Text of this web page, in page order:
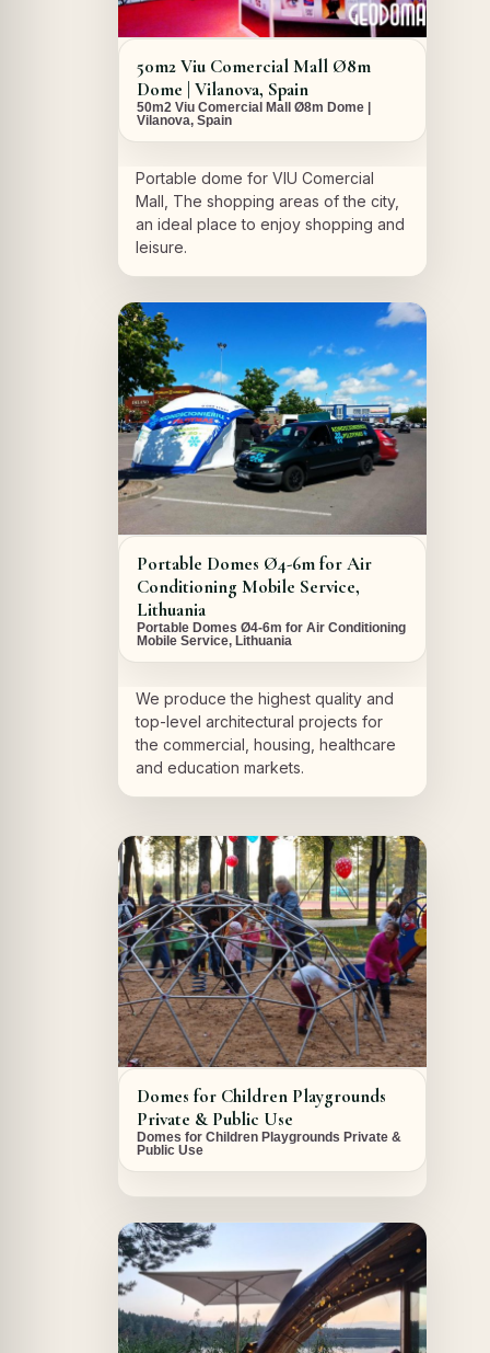
50m2 Viu Comercial Mall Ø8m
Dome | Vilanova, Spain
50m2 Viu Comercial Mall Ø8m Dome |
Vilanova, Spain
Portable dome for VIU Comercial
Mall, The shopping areas of the city,
an ideal place to enjoy shopping and
leisure.
Portable Domes Ø4-6m for Air
Conditioning Mobile Service,
Lithuania
Portable Domes Ø4-6m for Air Conditioning
Mobile Service, Lithuania
We produce the highest quality and
top-level architectural projects for
the commercial, housing, healthcare
and education markets.
A PROPOS DU PROJET
Domes for Children Playgrounds
Private & Public Use
Domes for Children Playgrounds Private &
Public Use
A PROPOS DU PROJET